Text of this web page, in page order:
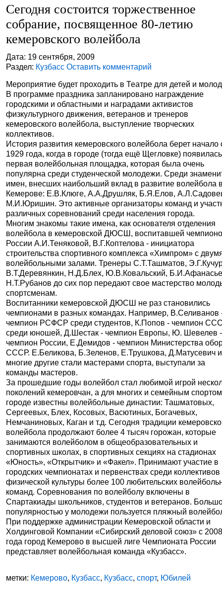
Сегодня состоится торжественное
собрание, посвященное 80-летию
кемеровского волейбола
Дата: 19 сентября, 2009
Раздел: Кузбасс Оставить комментарий
Мероприятие будет проходить в Театре для детей и
В программе праздника запланировано награждение
городскими и областными и наградами активистов
физкультурного движения, ветеранов и тренеров
кемеровского волейбола, выступление творческих
коллективов.
История развития кемеровского волейбола берет начало
1929 года, когда в городе (тогда ещё Щегловке) появилась
первая волейбольная площадка, которая была очень
популярна среди студенческой молодежи. Среди
имен, внесших наибольший вклад в развитие волейбола
Кемерове: Е.В.Клюге, А.А.Друшляк, Б.Я.Елов,
М.И.Юришин. Это активные организаторы команд и
различных соревнований среди населения города.
Многим знакомы такие имена, как основателя отделения
волейбола в кемеровской ДЮСШ, воспитавшей
России А.И.Теняковой, В.Г.Коптелова - инициатора
строительства спортивного комплекса «Химпром» с
волейбольными залами. Тренеры С.Т.Ташматов,
В.Т.Деревянкин, Н.Д.Блех, Ю.В.Ковальский,
Н.Т.Рубанов до сих пор передают свое мастерство
спортсменам.
Воспитанники кемеровской ДЮСШ не раз становились
чемпионами в разных командах. Например, В.Селиванов
чемпион РСФСР среди студентов, К.Попов - чемпион
среди юношей, Д.Шестак - чемпион Европы, Ю. Шевелев -
чемпион России, Е.Демидов - чемпион Министерства
СССР. Е.Беликова, Б.Зеленов, Е.Трушкова, Д.Матусевич и
многие другие стали мастерами спорта, выступали за
команды мастеров.
За прошедшие годы волейбол стал любимой игрой
поколений кемеровчан, а для многих и семейным
городе известны волейбольные династии: Ташматовых,
Сергеевых, Блех, Косовых, Васютиных, Богачевых,
Немчаниновых, Каган и т.д. Сегодня традиции
волейбола продолжают более 4 тысяч горожан, которые
занимаются волейболом в общеобразовательных и
спортивных школах, в спортивных секциях на стадионах
«Юность», «Открытчик» и «Факел». Принимают участие в
городских чемпионатах и первенствах среди коллективов
физической культуры более 100 любительских
команд. Соревнования по волейболу включены в
Спартакиады школьников, студентов и ветеранов.
популярностью у молодежи пользуется пляжный
При поддержке администрации Кемеровской области и
Холдинговой Компании «Сибирский деловой союз» с
года город Кемерово в высшей лиге Чемпионата России
представляет волейбольная команда «Кузбасс».
метки: Кемерово, Кузбасс, Кузбасс,спорт, Юбилей